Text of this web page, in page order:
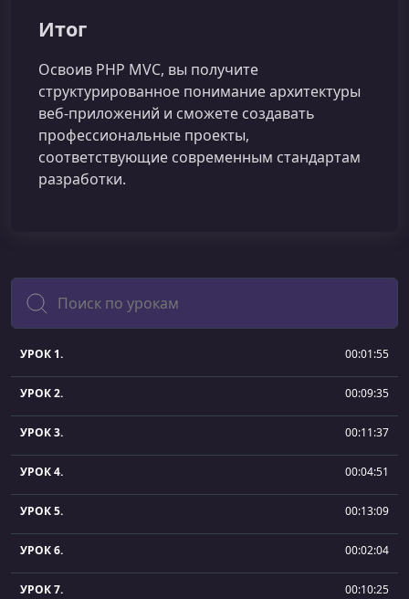
Итог
Освоив PHP MVC, вы получите
структурированное понимание архитектуры
веб-приложений и сможете создавать
профессиональные проекты,
соответствующие современным стандартам
разработки.
Поиск
УРОК 1. 00:01:55
УРОК 2. 00:09:35
УРОК 3. 00:11:37
УРОК 4. 00:04:51
УРОК 5. 00:13:09
УРОК 6. 00:02:04
УРОК 7. 00:10:25